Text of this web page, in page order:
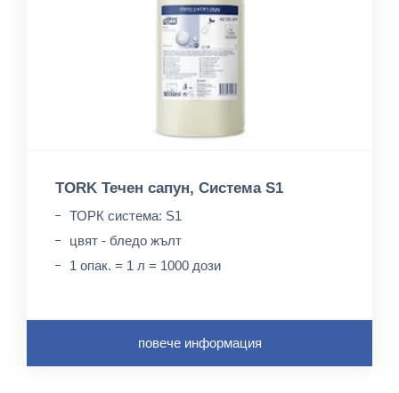
TORK Течен сапун, Система S1
ТОРК система: S1
цвят - бледо жълт
1 опак. = 1 л = 1000 дози
повече информация